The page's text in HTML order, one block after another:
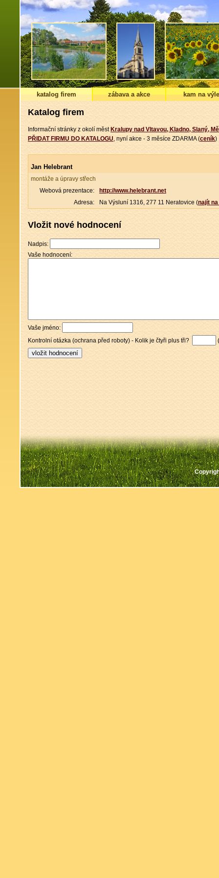
katalog firem zábava a akce kam na
Katalog firem
Informační stránky z okolí měst Kralupy nad Vltavou, Kladno, Slaný,
PŘIDAT FIRMU DO KATALOGU, nyní akce - 3 měsíce ZDARMA (ceník)
Jan Helebrant
montáže a úpravy střech
Webová prezentace:
http://www.helebrant.net
Adresa:
Na Výsluní 1316, 277 11 Neratovice (najít
Vložit nové hodnocení
Nadpis:
Vaše hodnocení:
Vaše jméno:
Kontrolní otázka (ochrana před roboty) - Kolik je čtyři plus tři?